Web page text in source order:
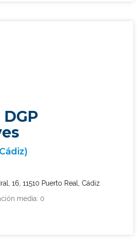
16, 11510 Puerto Real, Cádiz
media: 0